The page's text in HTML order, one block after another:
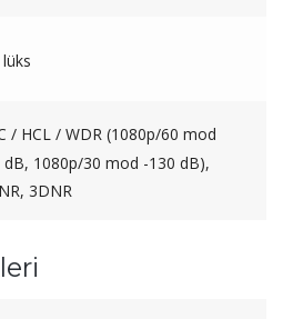
/ HCL / WDR (1080p/60 mod
dB, 1080p/30 mod -130 dB),
3DNR